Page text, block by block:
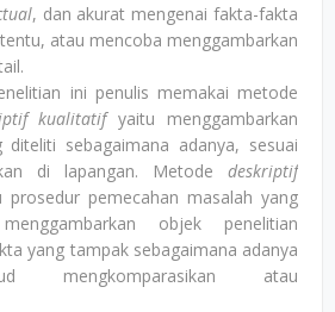
, dan akurat mengenai fakta-fakta
atau mencoba menggambarkan
ini penulis memakai metode
kualitatifyaitu menggambarkan
diteliti sebagaimana adanya, sesuai
di lapangan. Metode deskriptif
pemecahan masalah yang
objek penelitian
yang tampak sebagaimana adanya
mengkomparasikan atau